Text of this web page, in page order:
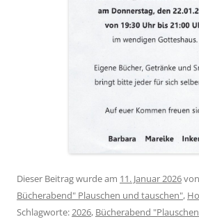
Dieser Beitrag wurde am 11. Januar 2026von
Bücherabend" Plauschen und tauschen",
Schlagworte:2026, Bücherabend